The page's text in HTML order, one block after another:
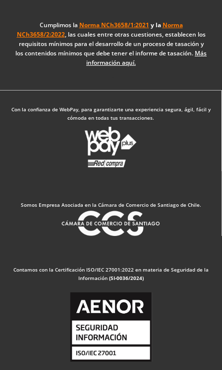
o
o
k
d
i
n
g
r
a
Cumplimos la Norma NCh3658/1:2021 y la Norma
NCh3658/2:2022, las cuales entre otras cuestiones, establecen los
requisitos mínimos para el desarrollo de un proceso de tasación y
los contenidos mínimos que debe tener el informe de tasación. Más
información aquí.
Con la confianza de WebPay, para garantizarte una experiencia segura, ágil, fácil y
cómoda en todas tus transacciones.
Somos Empresa Asociada en la Cámara de Comercio de Santiago de Chile.
Contamos con la Certificación ISO/IEC 27001:2022 en materia de Seguridad de la
Información (SI-0036/2024)